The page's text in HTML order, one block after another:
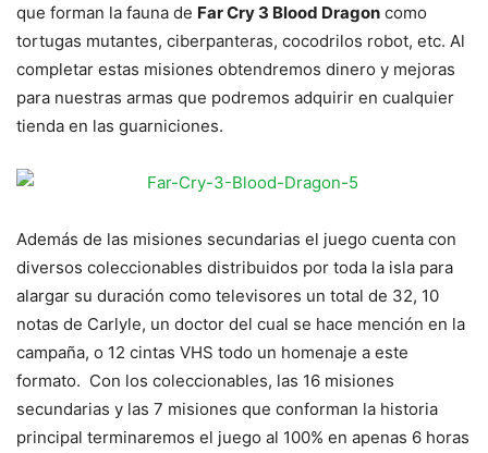
que forman la fauna de Far Cry 3 Blood Dragon como
tortugas mutantes, ciberpanteras, cocodrilos robot, etc. Al
completar estas misiones obtendremos dinero y mejoras
para nuestras armas que podremos adquirir en cualquier
tienda en las guarniciones.
Además de las misiones secundarias el juego cuenta con
diversos coleccionables distribuidos por toda la isla para
alargar su duración como televisores un total de 32, 10
notas de Carlyle, un doctor del cual se hace mención en la
campaña, o 12 cintas VHS todo un homenaje a este
formato. Con los coleccionables, las 16 misiones
secundarias y las 7 misiones que conforman la historia
principal terminaremos el juego al 100% en apenas 6 horas